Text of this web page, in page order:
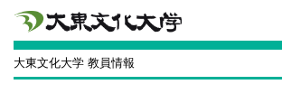
大東文化大学 教員情報